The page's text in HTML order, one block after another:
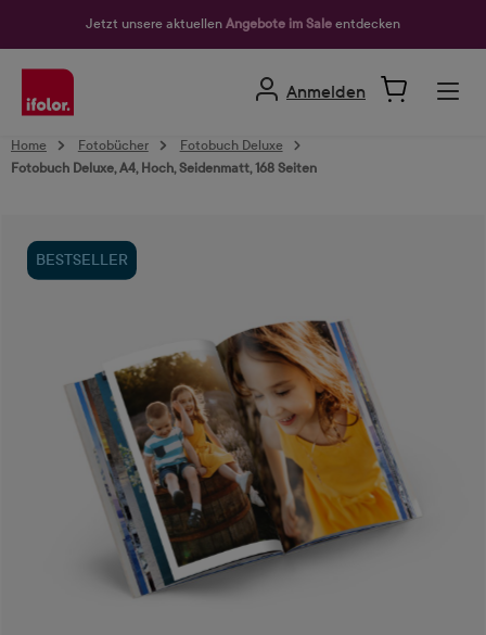
Jetzt unsere aktuellen Angebote im Sale entdecken
Anmelden
Home Fotobücher
Fotobuch Deluxe
Fotobuch Deluxe, A4, Hoch, Seidenmatt, 168 Seiten
BESTSELLER